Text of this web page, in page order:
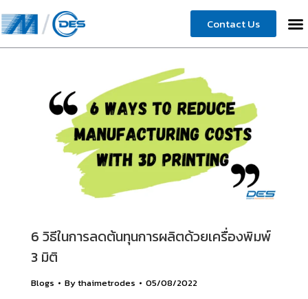
Contact Us
6 วิธีในการลดต้นทุนการผลิตด้วยเครื่องพิมพ์
3 มิติ
Blogs Bythaimetrodes 05/08/2022